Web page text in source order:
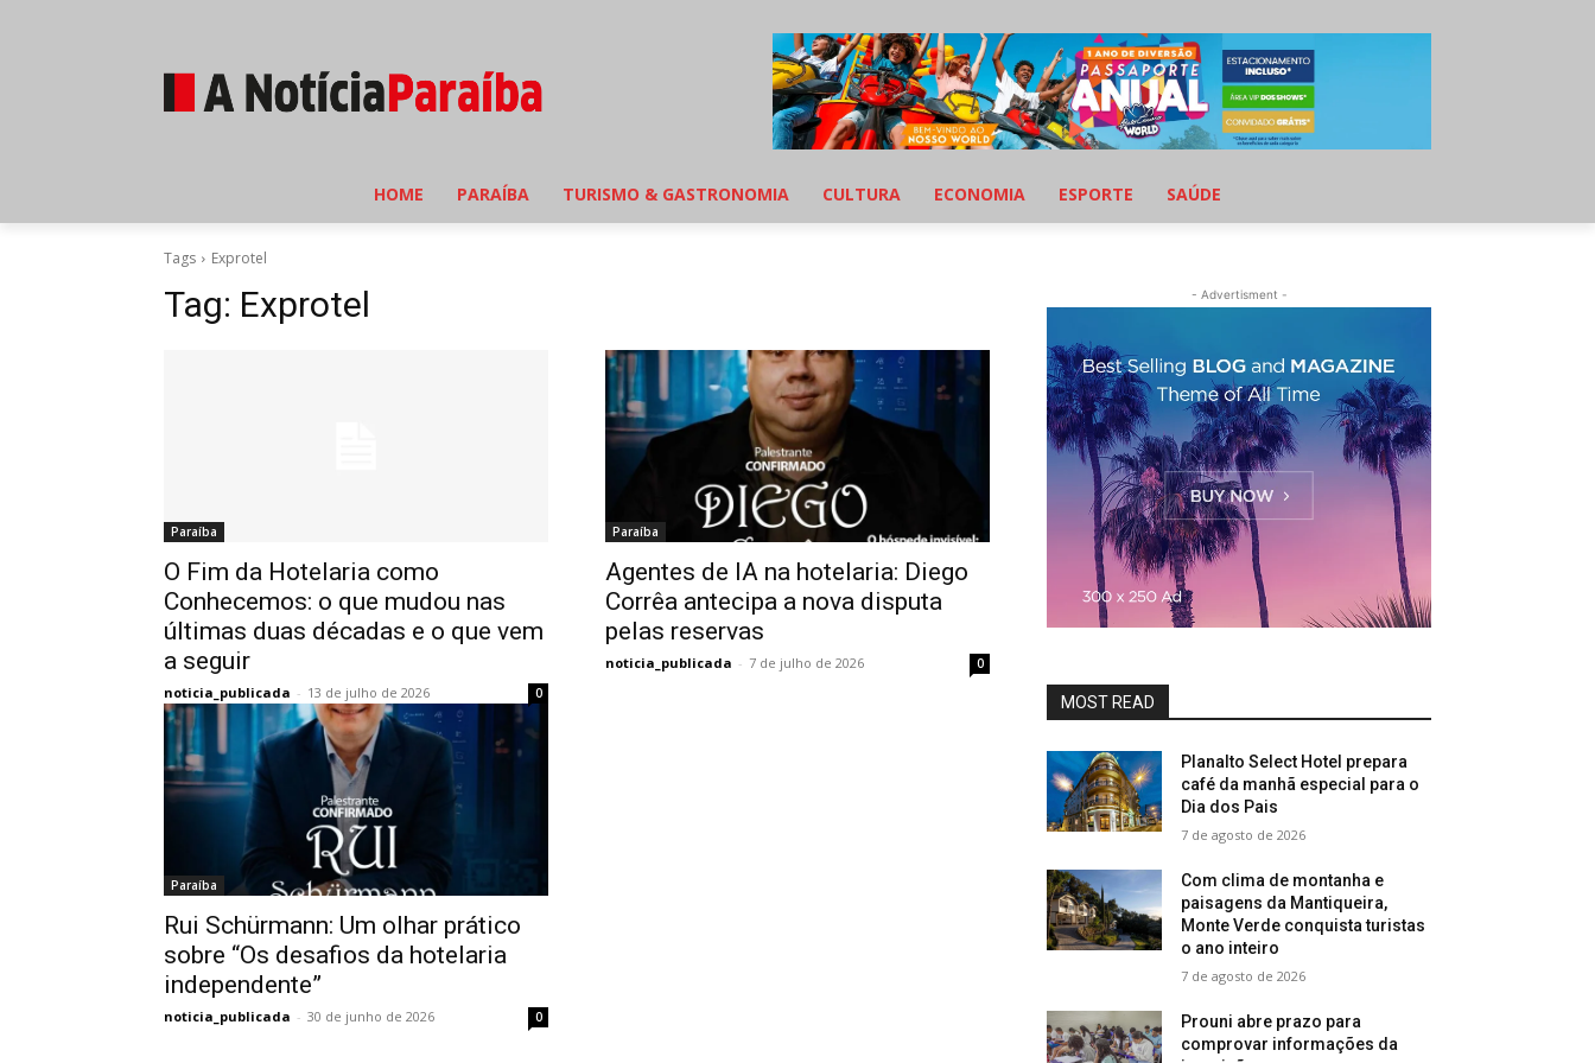
HOME PARAÍBA TURISMO & GASTRONOMIA CULTURA ECONOMIA ESPORTE SAÚDE
Tags Exprotel
Tag: Exprotel
Paraíba
O Fim da Hotelaria como
Conhecemos: o que mudou nas
últimas duas décadas e o que vem
a seguir
noticia_publicada - 13 de julho de 2026 0
Paraíba
Agentes de IA na hotelaria: Diego
Corrêa antecipa a nova disputa
pelas reservas
noticia_publicada - 7 de julho de 2026 0
Paraíba
Rui Schürmann: Um olhar prático
sobre “Os desafios da hotelaria
independente”
noticia_publicada - 30 de junho de 2026 0
- Advertisment -
MOST READ
Planalto Select Hotel prepara
café da manhã especial para o
Dia dos Pais
7 de agosto de 2026
Com clima de montanha e
paisagens da Mantiqueira,
Monte Verde conquista turistas
o ano inteiro
7 de agosto de 2026
Prouni abre prazo para
comprovar informações da